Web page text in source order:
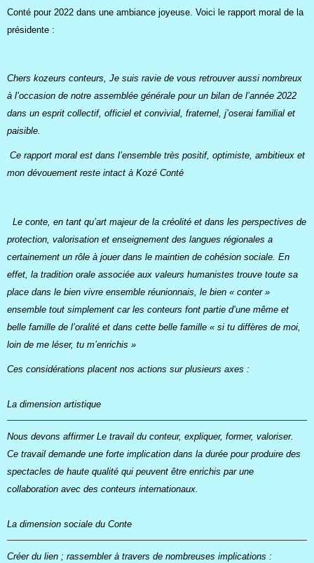
Conté pour 2022 dans une ambiance joyeuse. Voici le rapport moral de la
présidente :
Chers kozeurs conteurs, Je suis ravie de vous retrouver aussi nombreux
à l’occasion de notre assemblée générale pour un bilan de l’année 2022
dans un esprit collectif, officiel et convivial, fraternel, j’oserai familial et
paisible.
Ce rapport moral est dans l’ensemble très positif, optimiste, ambitieux et
mon dévouement reste intact à Kozé Conté
Le conte, en tant qu’art majeur de la créolité et dans les perspectives de
protection, valorisation et enseignement des langues régionales a
certainement un rôle à jouer dans le maintien de cohésion sociale. En
effet, la tradition orale associée aux valeurs humanistes trouve toute sa
place dans le bien vivre ensemble réunionnais, le bien « conter »
ensemble tout simplement car les conteurs font partie d’une même et
belle famille de l’oralité et dans cette belle famille « si tu diffères de moi,
loin de me léser, tu m’enrichis »
Ces considérations placent nos actions sur plusieurs axes :
La dimension artistique
Nous devons affirmer Le travail du conteur, expliquer, former, valoriser.
Ce travail demande une forte implication dans la durée pour produire des
spectacles de haute qualité qui peuvent être enrichis par une
collaboration avec des conteurs internationaux.
La dimension sociale du Conte
Créer du lien ; rassembler à travers de nombreuses implications :